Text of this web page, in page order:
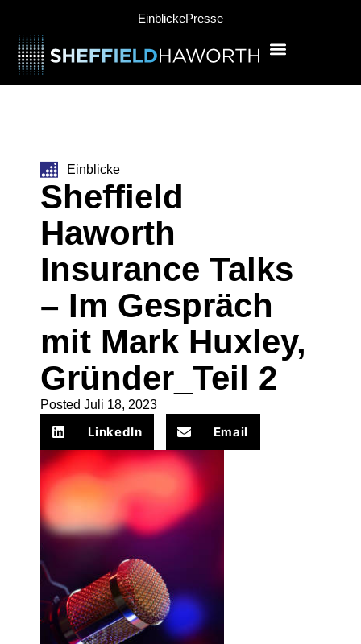
EinblickePresse
Einblicke
Sheffield
Haworth
Insurance Talks
– Im Gespräch
mit Mark Huxley,
Gründer_Teil 2
Posted Juli 18, 2023
LinkedIn Email